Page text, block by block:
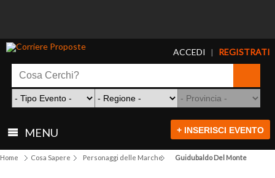
ACCEDI | REGISTRATI
MENU + INSERISCI EVENTO
Home Cosa Sapere Personaggi delle Marche Guidubaldo Del Monte